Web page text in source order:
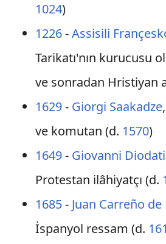
1024)
1226-Assisili
Tarikatı'nın kurucusu
ve sonradan Hristiyan
1629- Giorgi Saakadze
ve komutan (d. 1570)
1649- Giovanni Diodati
Protestan ilâhiyatçı (d.
1685- Juan Carreño
İspanyol ressam (d.